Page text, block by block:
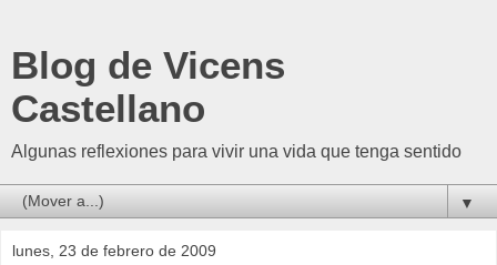
Blog de Vicens
Castellano
Algunas reflexiones para vivir una vida que tenga sentido
▼
lunes, 23 de febrero de 2009